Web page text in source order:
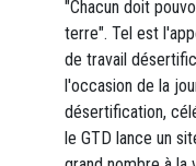
"Chacun doit
terre". Tel est
de travail
l'occasion de la
désertification,
le GTD lance un